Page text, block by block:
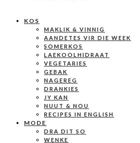
KOS
MAKLIK & VINNIG
AANDETES VIR DIE WEEK
SOMERKOS
LAEKOOLHIDRAAT
VEGETARIES
GEBAK
NAGEREG
DRANKIES
JY KAN
NUUT & NOU
RECIPES IN ENGLISH
MODE
DRA DIT SO
WENKE